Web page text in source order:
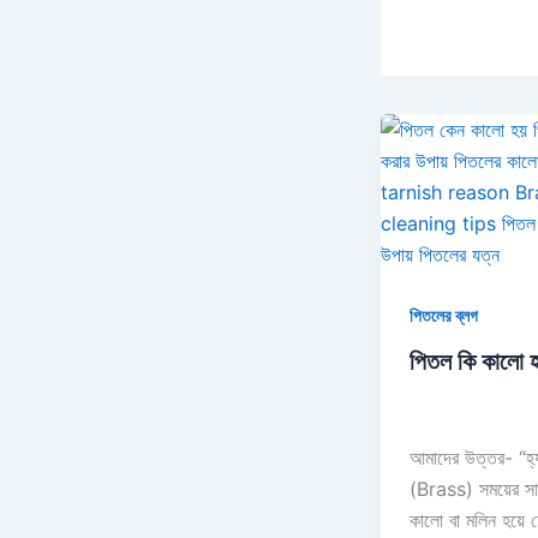
পিতলের ব্লগ
পিতল কি কালো
আমাদের উত্তর-
(Brass) সময়ের
কালো বা মলিন হয়ে